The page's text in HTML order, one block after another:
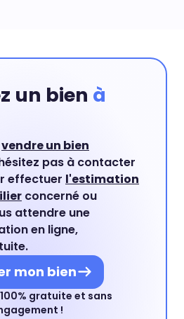
un bien à
vendre un bien
pas à contacter
effectuer l'estimation
concerné ou
attendre une
en ligne,
mon bien
gratuite et sans
!